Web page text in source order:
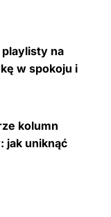
na
w spokoju i
kolumn
jak uniknąć